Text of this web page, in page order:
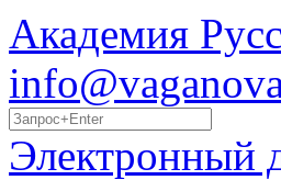
Академия
Электронный